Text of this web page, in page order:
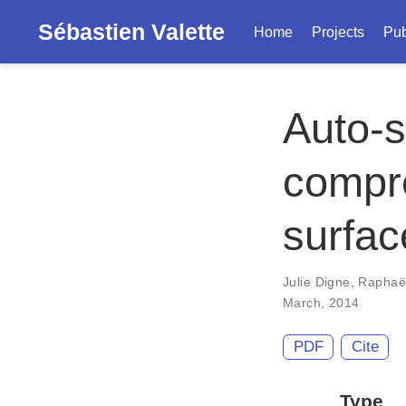
Sébastien Valette Home Projects
Auto-
Julie Digne
March, 2014
PDF Cite
Type